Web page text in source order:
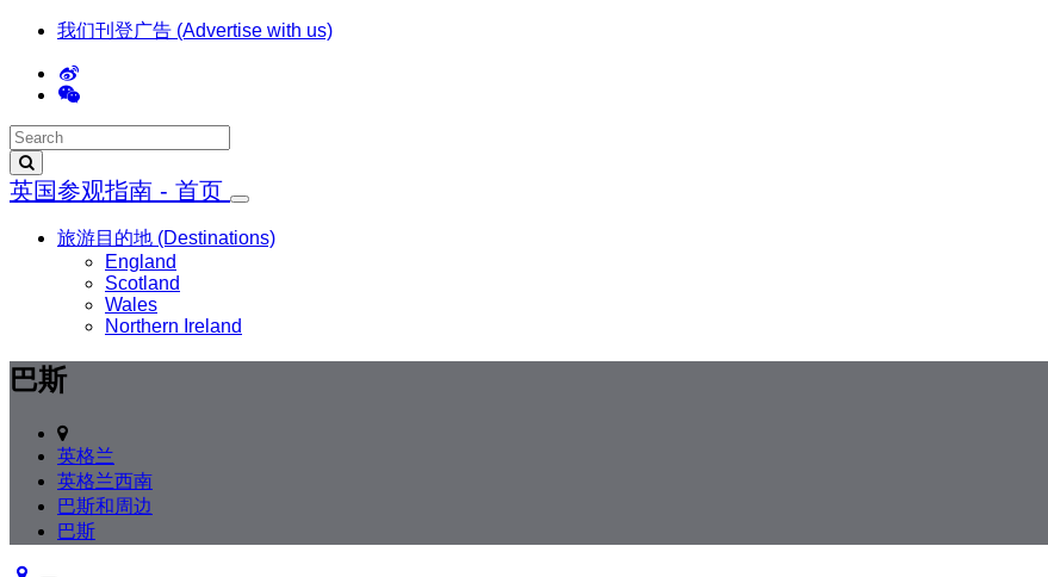
我们刊登广告 (Advertise with us)
英国参观指南 - 首页
旅游目的地 (Destinations)
England
Scotland
Wales
Northern Ireland
巴斯
英格兰
英格兰西南
巴斯和周边
巴斯